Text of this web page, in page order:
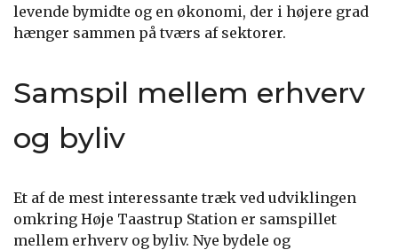
levende bymidte og en økonomi, der i højere grad
hænger sammen på tværs af sektorer.
Samspil mellem erhverv
og byliv
Et af de mest interessante træk ved udviklingen
omkring Høje Taastrup Station er samspillet
mellem erhverv og byliv. Nye bydele og